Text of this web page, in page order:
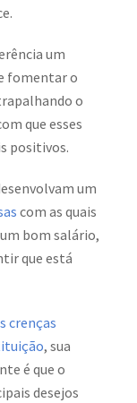
um
fomentar o
o
que esses
positivos.
um
com as quais
bom salário,
que está
crenças
, sua
é que o
desejos